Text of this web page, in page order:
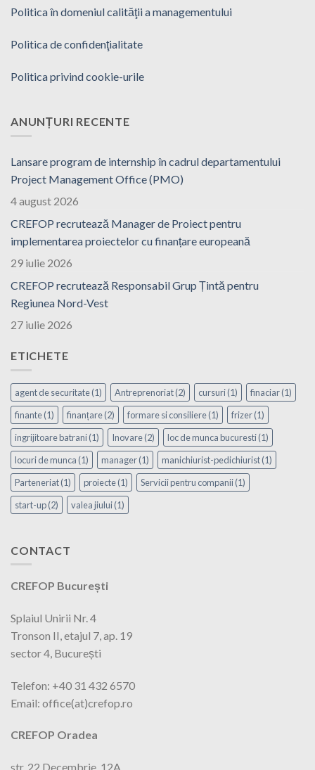
Politica în domeniul calităţii a managementului
Politica de confidenţialitate
Politica privind cookie-urile
ANUNȚURI RECENTE
Lansare program de internship în cadrul departamentului
Project Management Office (PMO)
4 august 2026
CREFOP recrutează Manager de Proiect pentru
implementarea proiectelor cu finanțare europeană
29 iulie 2026
CREFOP recrutează Responsabil Grup Țintă pentru
Regiunea Nord-Vest
27 iulie 2026
ETICHETE
agent de securitate(1) Antreprenoriat(2) cursuri(1) finaciar(1)
finante(1) finanțare(2) formare si consiliere(1) frizer(1)
ingrijitoare batrani(1) Inovare(2) loc de munca bucuresti(1)
locuri de munca (1) manager(1) manichiurist-pedichiurist(1)
Parteneriat(1) proiecte(1) Servicii pentru companii(1)
start-up(2) valea jiului(1)
CONTACT
CREFOP București
Splaiul Unirii Nr. 4
Tronson II, etajul 7, ap. 19
sector 4, București
Telefon: +40 31 432 6570
Email: office(at)crefop.ro
CREFOP Oradea
str. 22 Decembrie, 12A